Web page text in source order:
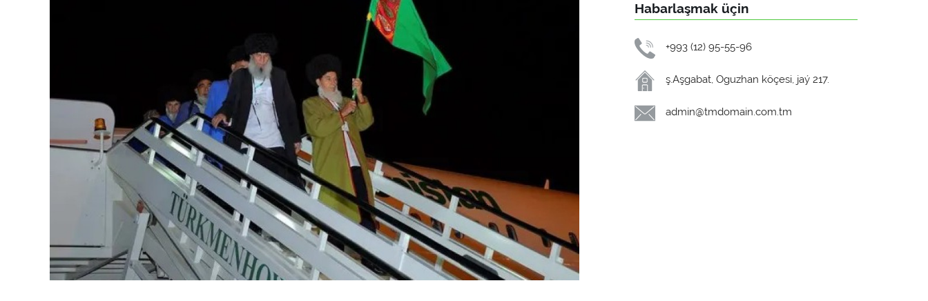
Habarlaşmak üçin
+993 (12) 95-55-96
ş.Aşgabat, Oguzhan köçesi, jaý 217.
admin@tmdomain.com.tm